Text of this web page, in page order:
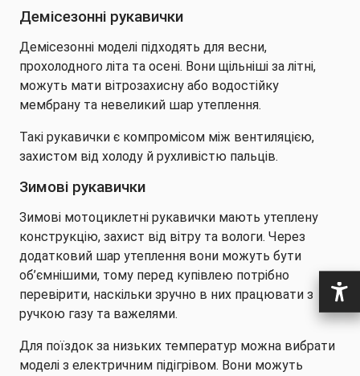
Демісезонні рукавички
Демісезонні моделі підходять для весни,
прохолодного літа та осені. Вони щільніші за літні,
можуть мати вітрозахисну або водостійку
мембрану та невеликий шар утеплення.
Такі рукавички є компромісом між вентиляцією,
захистом від холоду й рухливістю пальців.
Зимові рукавички
Зимові мотоциклетні рукавички мають утеплену
конструкцію, захист від вітру та вологи. Через
додатковий шар утеплення вони можуть бути
об’ємнішими, тому перед купівлею потрібно
перевірити, наскільки зручно в них працювати з
ручкою газу та важелями.
Для поїздок за низьких температур можна вибрати
моделі з електричним підігрівом. Вони можуть